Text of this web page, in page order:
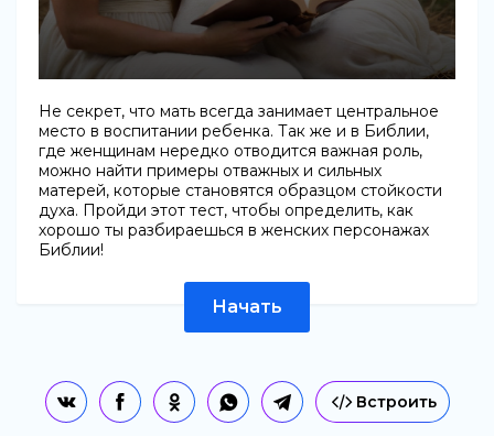
Не секрет, что мать всегда занимает центральное
место в воспитании ребенка. Так же и в Библии,
где женщинам нередко отводится важная роль,
можно найти примеры отважных и сильных
матерей, которые становятся образцом стойкости
духа. Пройди этот тест, чтобы определить, как
хорошо ты разбираешься в женских персонажах
Библии!
Начать
Встроить